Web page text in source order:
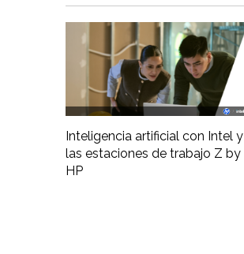
Inteligencia artificial con Intel y
las estaciones de trabajo Z by
HP